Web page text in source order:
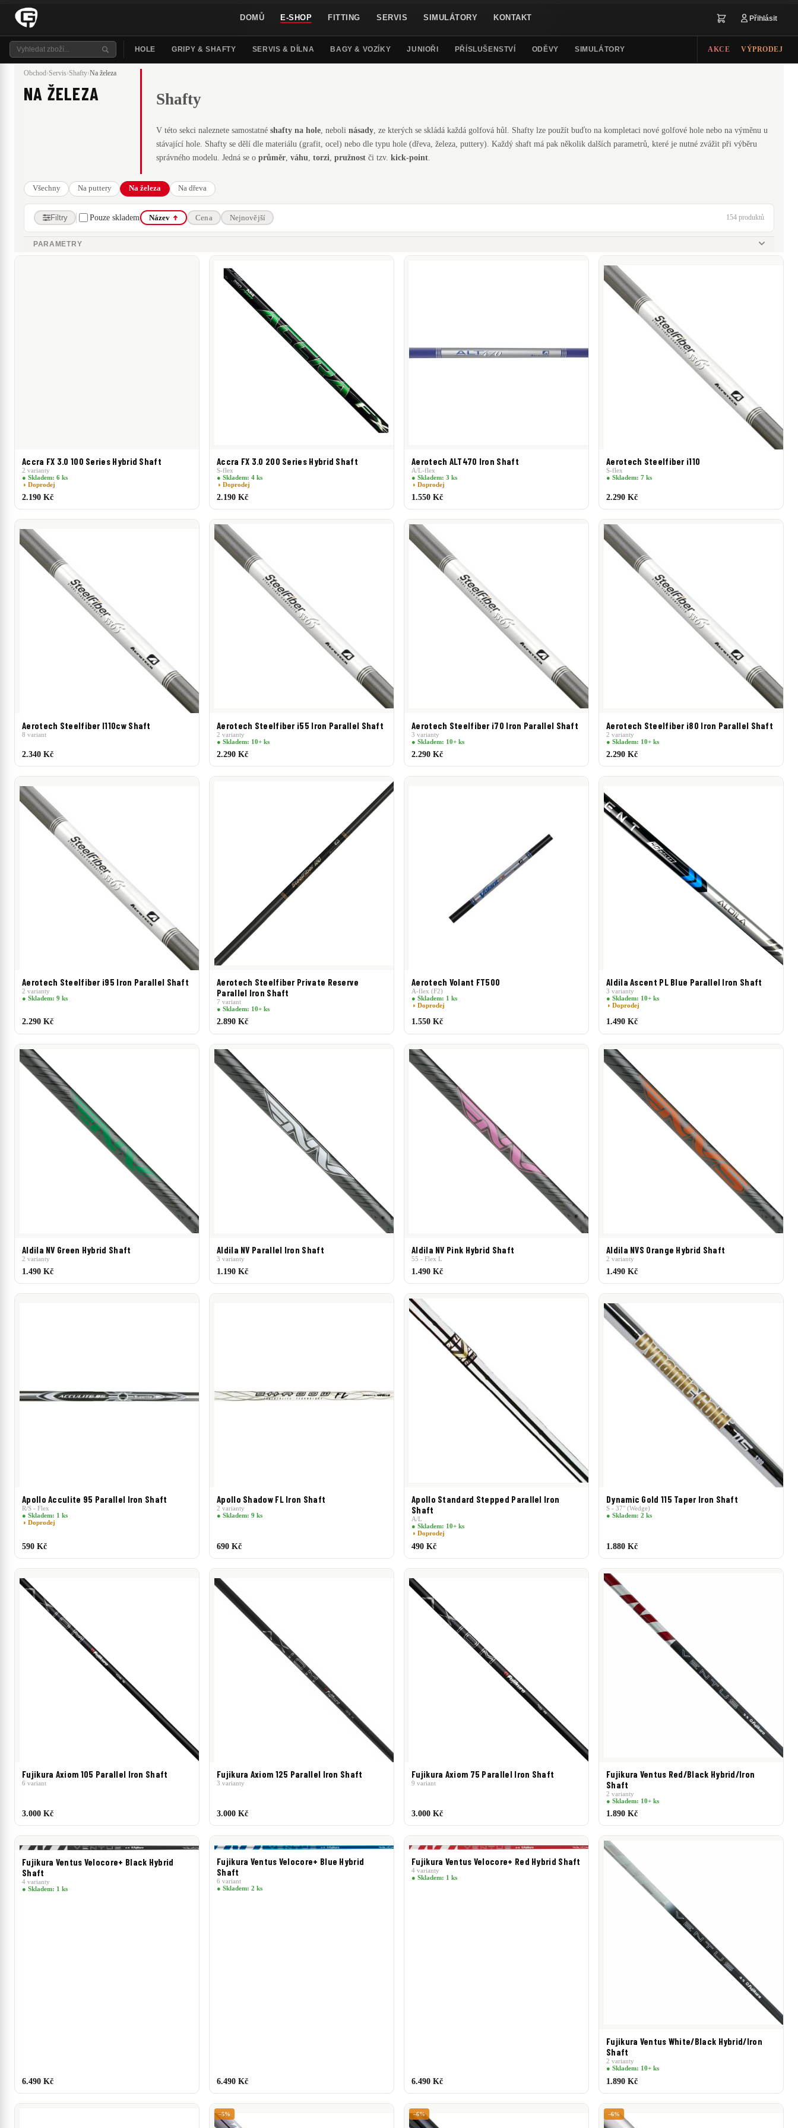
DOMŮ E-SHOP FITTING SERVIS SIMULÁTORY KONTAKT Přihlásit
HOLE GRIPY & SHAFTY SERVIS & DÍLNA BAGY & VOZÍKY JUNIOŘI PŘÍSLUŠENSTVÍ ODĚVY SIMULÁTORY AKCE VÝPRODEJ
Obchod›Servis›Shafty›Na železa
NA ŽELEZA Shafty
V této sekci naleznete samostatné shafty na hole, neboli násady, ze kterých se skládá každá golfová hůl. Shafty lze použít buďto na kompletaci nové golfové hole nebo na výměnu u
stávající hole. Shafty se dělí dle materiálu (grafit, ocel) nebo dle typu hole (dřeva, železa, puttery). Každý shaft má pak několik dalších parametrů, které je nutné zvážit při výběru
správného modelu. Jedná se o průměr, váhu, torzi, pružnost či tzv. kick-point.
Všechny Na puttery Na železa Na dřeva
Filtry Pouze skladem Název Cena Nejnovější 154 produktů
ZNAČKA
Accra Aero-Tech Aldila Apollo Fujikura Graphite Design KBS LA Golf Shafts Matrix Mitsubishi Nippon Shaft Project X Snake Eyes TrueTemper UST Mamyia
PARAMETRY
Uniflex .355"
0.5°–10°
L-M
Accra FX 3.0 100 Series Hybrid Shaft
2 varianty
● Skladem: 6 ks
◑ Doprodej
2.190 Kč
Accra FX 3.0 200 Series Hybrid Shaft
S-flex
● Skladem: 4 ks
◑ Doprodej
2.190 Kč
Aerotech ALT470 Iron Shaft
A/L-flex
● Skladem: 3 ks
◑ Doprodej
1.550 Kč
Aerotech Steelfiber i110
S-flex
● Skladem: 7 ks
2.290 Kč
Aerotech Steelfiber I110cw Shaft
8 variant
2.340 Kč
Aerotech Steelfiber i55 Iron Parallel Shaft
2 varianty
● Skladem: 10+ ks
2.290 Kč
Aerotech Steelfiber i70 Iron Parallel Shaft
3 varianty
● Skladem: 10+ ks
2.290 Kč
Aerotech Steelfiber i80 Iron Parallel Shaft
2 varianty
● Skladem: 10+ ks
2.290 Kč
Aerotech Steelfiber i95 Iron Parallel Shaft
2 varianty
● Skladem: 9 ks
2.290 Kč
Aerotech Steelfiber Private Reserve
Parallel Iron Shaft
7 variant
● Skladem: 10+ ks
2.890 Kč
Aerotech Volant FT500
A-flex (F2)
● Skladem: 1 ks
◑ Doprodej
1.550 Kč
Aldila Ascent PL Blue Parallel Iron Shaft
3 varianty
● Skladem: 10+ ks
◑ Doprodej
1.490 Kč
Aldila NV Green Hybrid Shaft
2 varianty
1.490 Kč
Aldila NV Parallel Iron Shaft
3 varianty
1.190 Kč
Aldila NV Pink Hybrid Shaft
55 - Flex L
1.490 Kč
Aldila NVS Orange Hybrid Shaft
2 varianty
1.490 Kč
Apollo Acculite 95 Parallel Iron Shaft
R/S - Flex
● Skladem: 1 ks
◑ Doprodej
590 Kč
Apollo Shadow FL Iron Shaft
2 varianty
● Skladem: 9 ks
690 Kč
Apollo Standard Stepped Parallel Iron
Shaft
A/L
● Skladem: 10+ ks
◑ Doprodej
490 Kč
Dynamic Gold 115 Taper Iron Shaft
S - 37" (Wedge)
● Skladem: 2 ks
1.880 Kč
Fujikura Axiom 105 Parallel Iron Shaft
6 variant
3.000 Kč
Fujikura Axiom 125 Parallel Iron Shaft
3 varianty
3.000 Kč
Fujikura Axiom 75 Parallel Iron Shaft
9 variant
3.000 Kč
Fujikura Ventus Red/Black Hybrid/Iron
Shaft
2 varianty
● Skladem: 10+ ks
1.890 Kč
Fujikura Ventus Velocore+ Black Hybrid
Shaft
4 varianty
● Skladem: 1 ks
6.490 Kč
Fujikura Ventus Velocore+ Blue Hybrid
Shaft
6 variant
● Skladem: 2 ks
6.490 Kč
Fujikura Ventus Velocore+ Red Hybrid Shaft
4 varianty
● Skladem: 1 ks
6.490 Kč
Fujikura Ventus White/Black Hybrid/Iron
Shaft
2 varianty
● Skladem: 10+ ks
1.890 Kč
–5% –6% –6%